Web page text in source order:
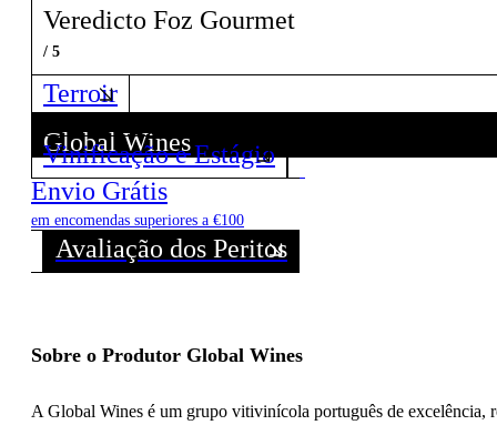
Veredicto Foz Gourmet
/ 5
Terroir
Global Wines
Descubra todos os Vinhos deste Produtor!
Vinificação e Estágio
Envio Grátis
em encomendas superiores a €100
Avaliação dos Peritos
Sobre o Produtor Global Wines
A Global Wines é um grupo vitivinícola português de excelência,